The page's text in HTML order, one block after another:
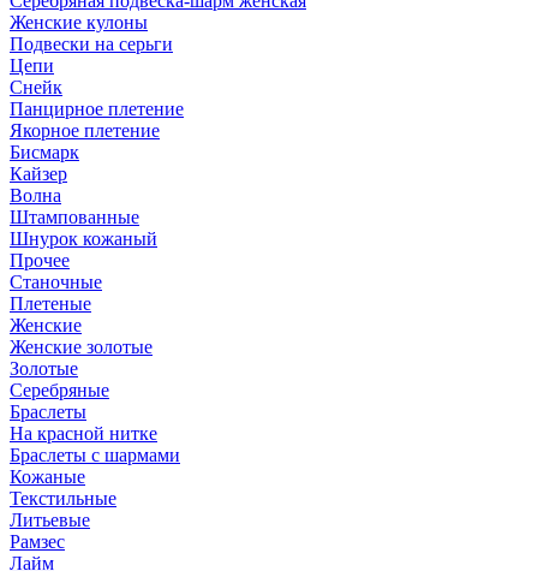
Женские кулоны
Подвески на серьги
Цепи
Снейк
Панцирное плетение
Якорное плетение
Бисмарк
Кайзер
Волна
Штампованные
Шнурок кожаный
Прочее
Станочные
Плетеные
Женские
Женские золотые
Золотые
Серебряные
Браслеты
На красной нитке
Браслеты с шармами
Кожаные
Текстильные
Литьевые
Рамзес
Лайм